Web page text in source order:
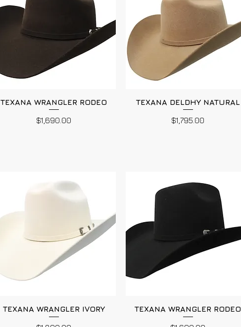
TEXANA WRANGLER RODEO
Precio
$1,690.00
TEXANA DELDHY NATURAL
Precio
$1,795.00
TEXANA WRANGLER IVORY TEXANA WRANGLER RODEO